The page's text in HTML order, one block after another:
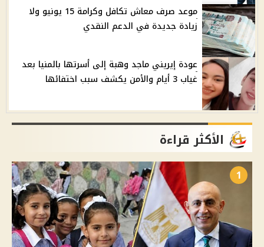
موعد صرف معاش تكافل وكرامة 15 يونيو ولا
زيادة جديدة في الدعم النقدي
عودة إيريني ماجد وهبة إلى أسرتها بالمنيا بعد
غياب 3 أيام والأمن يكشف سبب اختفائها
الأكثر قراءة
1